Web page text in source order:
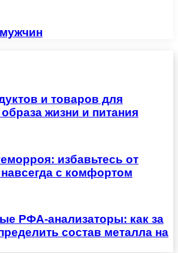
и товаров для
жизни и питания
избавьтесь от
с комфортом
РФА-анализаторы: как за
состав металла на